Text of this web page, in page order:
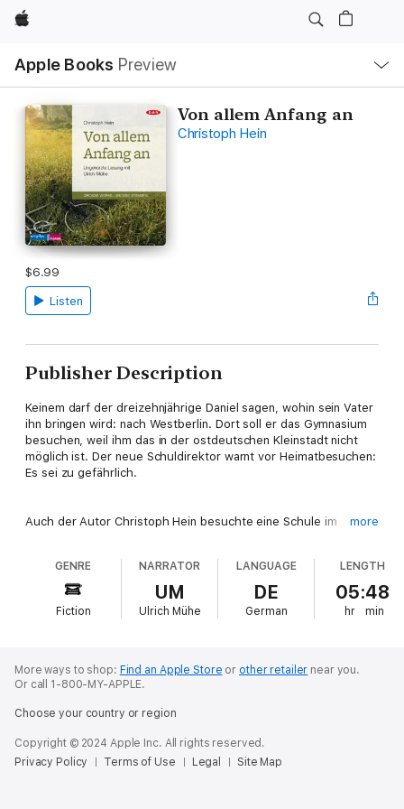
Apple
Apple Books Preview
Nav
Open
Menu
Von allem Anfang an
Christoph Hein
$6.99
Listen
Publisher Description
Keinem darf der dreizehnjährige Daniel sagen, wohin sein Vater
ihn bringen wird: nach Westberlin. Dort soll er das Gymnasium
besuchen, weil ihm das in der ostdeutschen Kleinstadt nicht
möglich ist. Der neue Schuldirektor warnt vor Heimatbesuchen:
Es sei zu gefährlich.
Auch der Autor Christoph Hein besuchte eine Schule im
Mauerbau überrascht und muss bleiben. Ohne Schulabschluss
schlägt er sich als Montagearbeiter, Buchhändler und Kellner
durch. In seiner fiktiven Autobiographie erzählt Hein von einer
Jugend in der DDR der 50er-Jahre.
more
GENRE
Fiction
NARRATOR
UM
Ulrich Mühe
LANGUAGE
DE
German
LENGTH
05:48
hr min
More ways to shop: Find an Apple Store or other retailer near you.
Or call 1-800-MY-APPLE.
Choose your country or region
Copyright © 2024 Apple Inc. All rights reserved.
Privacy Policy
Terms of Use Legal Site Map